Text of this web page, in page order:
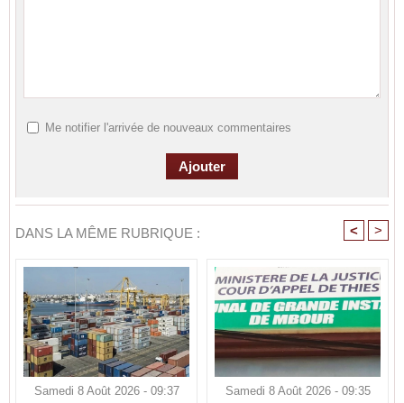
Me notifier l'arrivée de nouveaux commentaires
DANS LA MÊME RUBRIQUE : < >
Samedi 8 Août 2026 - 09:37 Samedi 8 Août 2026 - 09:35